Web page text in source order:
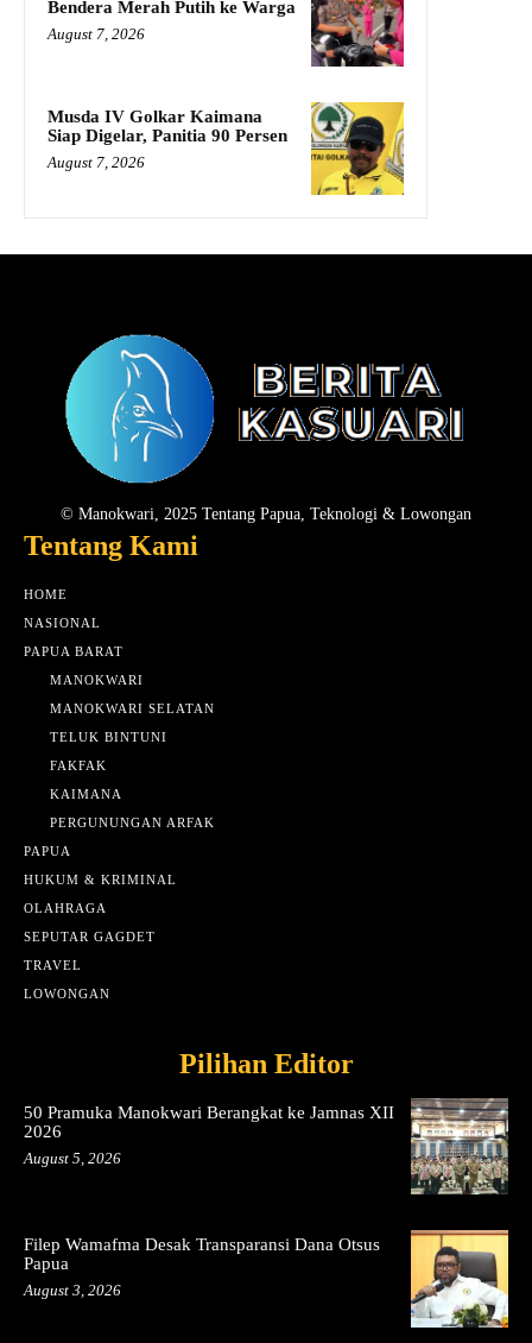
Bendera Merah Putih ke Warga
August 7, 2026
Musda IV Golkar Kaimana
Siap Digelar, Panitia 90 Persen
August 7, 2026
© Manokwari, 2025 Tentang Papua, Teknologi & Lowongan
Tentang Kami
HOME
NASIONAL
PAPUA BARAT
MANOKWARI
MANOKWARI SELATAN
TELUK BINTUNI
FAKFAK
KAIMANA
PERGUNUNGAN ARFAK
PAPUA
HUKUM & KRIMINAL
OLAHRAGA
SEPUTAR GAGDET
TRAVEL
LOWONGAN
Pilihan Editor
50 Pramuka Manokwari Berangkat ke Jamnas XII
2026
August 5, 2026
Filep Wamafma Desak Transparansi Dana Otsus
Papua
August 3, 2026